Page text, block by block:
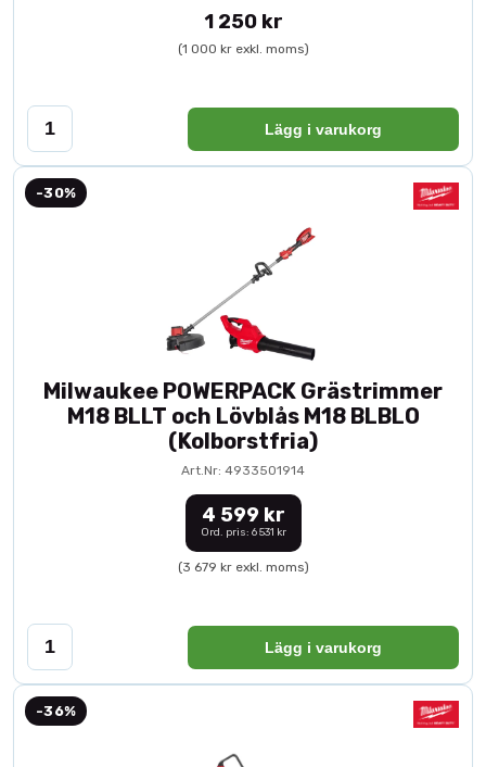
1 250 kr
(1 000 kr exkl. moms)
Lägg i varukorg
-30%
Milwaukee POWERPACK Grästrimmer
M18 BLLT och Lövblås M18 BLBLO
(Kolborstfria)
Art.Nr: 4933501914
4 599 kr
Ord. pris: 6 531 kr
(3 679 kr exkl. moms)
Lägg i varukorg
-36%